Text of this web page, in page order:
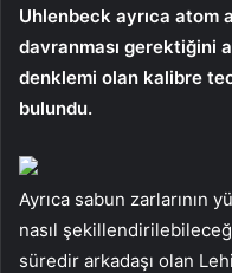
Uhlenbeck ayrıca atom
davranması gerektiğini
denklemi olan kalibre
bulundu.
Ayrıca sabun zarlarının
nasıl
süredir arkadaşı olan